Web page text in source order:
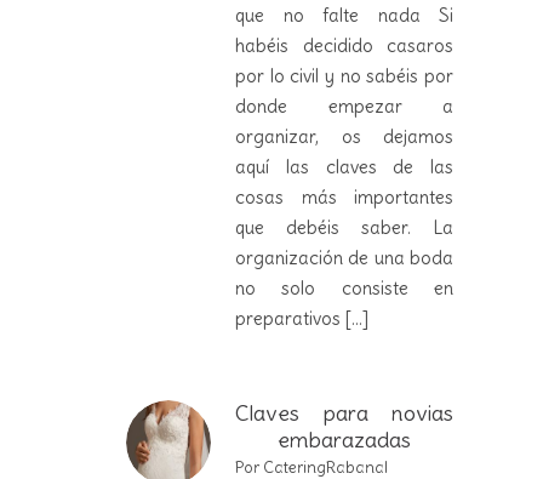
que no falte nada Si
habéis decidido casaros
por lo civil y no sabéis por
donde empezar a
organizar, os dejamos
aquí las claves de las
cosas más importantes
que debéis saber. La
organización de una boda
no solo consiste en
preparativos [...]
Claves para novias
embarazadas
Por CateringRabanal